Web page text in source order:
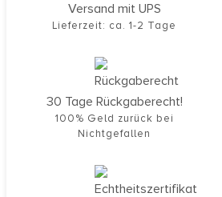
Versand mit UPS
Lieferzeit: ca. 1-2 Tage
30 Tage Rückgaberecht!
100% Geld zurück bei
Nichtgefallen